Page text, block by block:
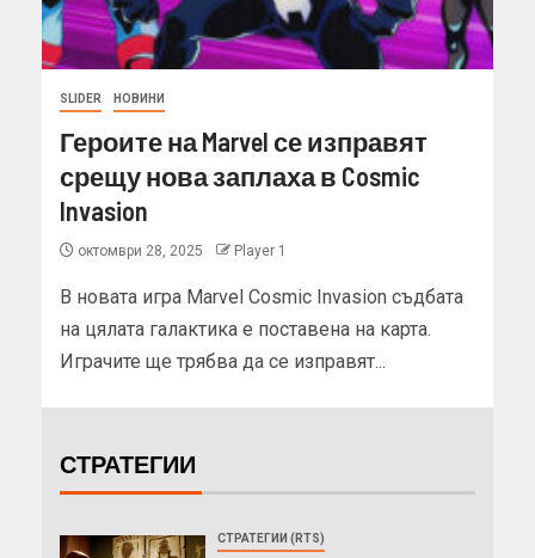
SLIDER НОВИНИ
Героите на Marvel се изправят
срещу нова заплаха в Cosmic
Invasion
октомври 28, 2025 Player 1
В новата игра Marvel Cosmic Invasion съдбата
на цялата галактика е поставена на карта.
Играчите ще трябва да се изправят...
СТРАТЕГИИ
СТРАТЕГИИ (RTS)